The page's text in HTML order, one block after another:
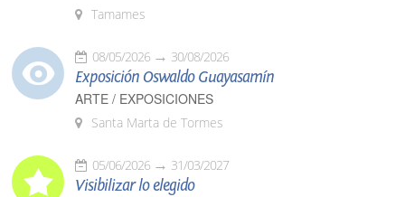
Tamames
08/05/2026 30/08/2026
Exposición Oswaldo Guayasamín
ARTE / EXPOSICIONES
Santa Marta de Tormes
05/06/2026 31/03/2027
Visibilizar lo elegido